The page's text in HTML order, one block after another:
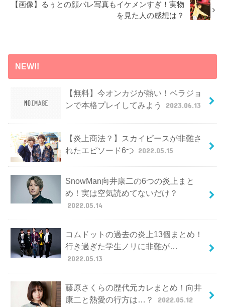
【画像】るぅとの顔バレ写真もイケメンすぎ！実物
を見た人の感想は？
NEW!!
【無料】今オンカジが熱い！ベラジョ
ンで本格プレイしてみよう
2023.06.13
【炎上商法？】スカイピースが非難さ
れたエピソード6つ 2022.05.15
SnowMan向井康二の6つの炎上まと
め！実は空気読めてないだけ？
2022.05.14
コムドットの過去の炎上13個まとめ！
行き過ぎた学生ノリに非難が…
2022.05.13
藤原さくらの歴代元カレまとめ！向井
康二と熱愛の行方は…？
2022.05.12